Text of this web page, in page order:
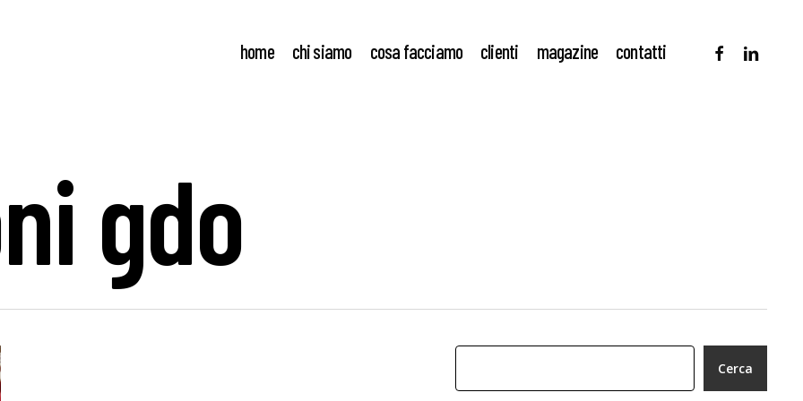
home chi siamo cosa facciamo clienti magazine contatti facebook
linkedin
gdo
Cerca